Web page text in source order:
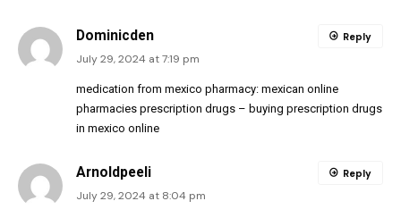
Dominicden
July 29, 2024 at 7:19 pm
medication from mexico pharmacy: mexican online
pharmacies prescription drugs – buying prescription drugs
in mexico online
Reply
Arnoldpeeli
July 29, 2024 at 8:04 pm
Reply